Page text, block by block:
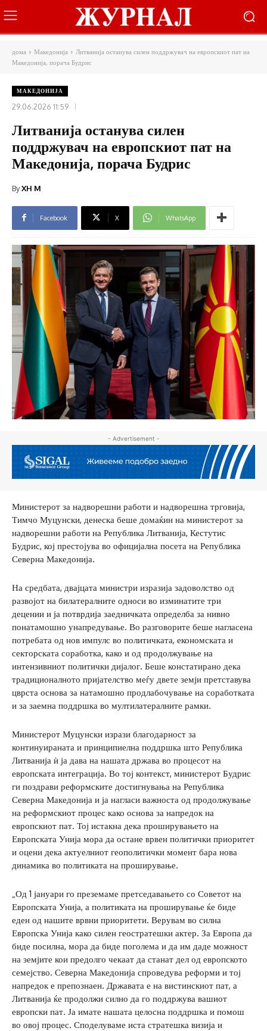
дома Македонија
Литванија останува силен поддржувач на европскиот пат на
Македонија, порача Будрис
МАКЕДОНИЈА
29.06.2026 11:59
Литванија останува силен
поддржувач на европскиот пат на
Македонија, порача Будрис
ByXH M
Facebook X WhatsApp
- Advertisement -
Министерот за надворешни работи и надворешна трговија,
Тимчо Муцунски, денеска беше домаќин на министерот за
надворешни работи на Република Литванија, Кестутис
Будрис, кој престојува во официјална посета на Република
Северна Македонија.
На средбата, двајцата министри изразија задоволство од
развојот на билатералните односи во изминатите три
децении и ја потврдија заедничката определба за нивно
понатамошно унапредување. Во разговорите беше нагласена
потребата од нов импулс во политичката, економската и
секторската соработка, како и од продолжување на
интензивниот политички дијалог. Беше констатирано дека
традиционалното пријателство меѓу двете земји претставува
цврста основа за натамошно продлабочување на соработката
и за заемна поддршка во мултилатералните рамки.
Министерот Муцунски изрази благодарност за
континуираната и принципиелна поддршка што Република
Литванија ѝ ја дава на нашата држава во процесот на
европската интеграција. Во тој контекст, министерот Будрис
ги поздрави реформските достигнувања на Република
Северна Македонија и ја нагласи важноста од продолжување
на реформскиот процес како основа за напредок на
европскиот пат. Тој истакна дека проширувањето на
Европската Унија мора да остане врвен политички приоритет
и оцени дека актуелниот геополитички момент бара нова
динамика во политиката на проширување.
„Од 1 јануари го преземаме претседавањето со Советот на
Европската Унија, а политиката на проширување ќе биде
еден од нашите врвни приоритети. Верувам во силна
Европска Унија како силен геостратешки актер. За Европа да
биде посилна, мора да биде поголема и да им даде можност
на земјите кои предолго чекаат да станат дел од европското
семејство. Северна Македонија спроведува реформи и тој
напредок е препознаен. Државата е на вистинскиот пат, а
Литванија ќе продолжи силно да го поддржува вашиот
европски пат. Ја имате нашата целосна поддршка и помош
во овој процес. Споделуваме иста стратешка визија и